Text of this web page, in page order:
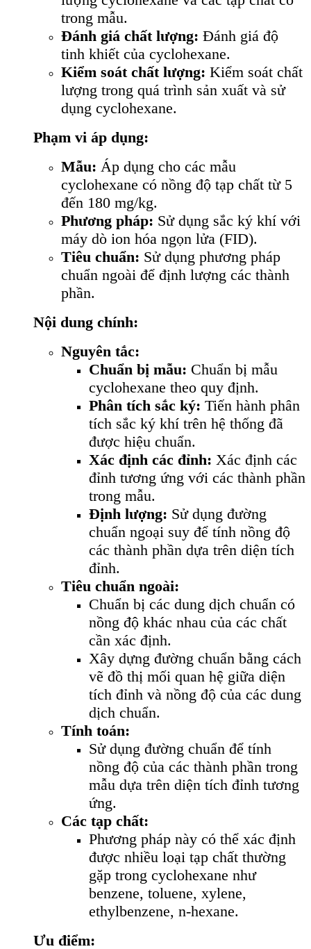
trong mẫu.
Đánh giá chất lượng: Đánh giá độ
tinh khiết của cyclohexane.
Kiểm soát chất lượng: Kiểm soát chất
lượng trong quá trình sản xuất và sử
dụng cyclohexane.
Phạm vi áp dụng:
Mẫu: Áp dụng cho các mẫu
cyclohexane có nồng độ tạp chất từ 5
đến 180 mg/kg.
Phương pháp: Sử dụng sắc ký khí với
máy dò ion hóa ngọn lửa (FID).
Tiêu chuẩn: Sử dụng phương pháp
chuẩn ngoài để định lượng các thành
phần.
Nội dung chính:
Nguyên tắc:
Chuẩn bị mẫu: Chuẩn bị mẫu
cyclohexane theo quy định.
Phân tích sắc ký: Tiến hành phân
tích sắc ký khí trên hệ thống đã
được hiệu chuẩn.
Xác định các đỉnh: Xác định các
đỉnh tương ứng với các thành phần
trong mẫu.
Định lượng: Sử dụng đường
chuẩn ngoại suy để tính nồng độ
các thành phần dựa trên diện tích
đỉnh.
Tiêu chuẩn ngoài:
Chuẩn bị các dung dịch chuẩn có
nồng độ khác nhau của các chất
cần xác định.
Xây dựng đường chuẩn bằng cách
vẽ đồ thị mối quan hệ giữa diện
tích đỉnh và nồng độ của các dung
dịch chuẩn.
Tính toán:
Sử dụng đường chuẩn để tính
nồng độ của các thành phần trong
mẫu dựa trên diện tích đỉnh tương
ứng.
Các tạp chất:
Phương pháp này có thể xác định
được nhiều loại tạp chất thường
gặp trong cyclohexane như
benzene, toluene, xylene,
ethylbenzene, n-hexane.
Ưu điểm: